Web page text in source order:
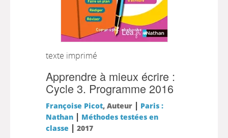
texte imprimé
Apprendre à mieux écrire :
Cycle 3. Programme 2016
Françoise Picot, Auteur | Paris :
Nathan| Méthodes testées en
classe | 2017